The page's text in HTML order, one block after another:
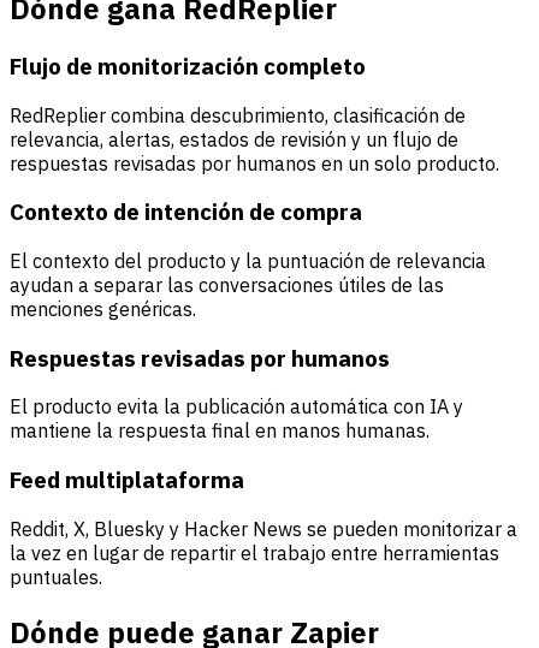
Dónde gana RedReplier
Flujo de monitorización completo
RedReplier combina descubrimiento, clasificación de
relevancia, alertas, estados de revisión y un flujo de
respuestas revisadas por humanos en un solo producto.
Contexto de intención de compra
El contexto del producto y la puntuación de relevancia
ayudan a separar las conversaciones útiles de las
menciones genéricas.
Respuestas revisadas por humanos
El producto evita la publicación automática con IA y
mantiene la respuesta final en manos humanas.
Feed multiplataforma
Reddit, X, Bluesky y Hacker News se pueden monitorizar a
la vez en lugar de repartir el trabajo entre herramientas
puntuales.
Dónde puede ganar Zapier